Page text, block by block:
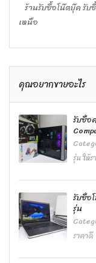
ร้านรับซื้อโน๊ตบุ๊ค รับ
เหนือ
คุณอยากขายอะไร
รับซื้อ
รุ่น ให้
รับซื้อ
รุ่น
ราคาดี